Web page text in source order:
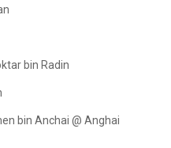
bin Radin
bin Anchai @ Anghai